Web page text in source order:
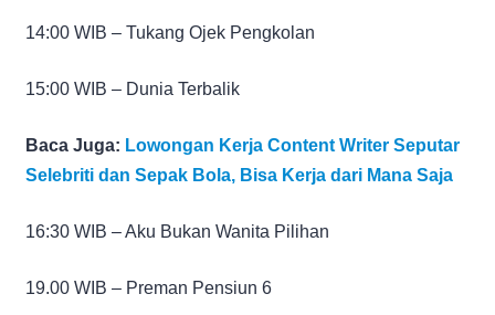
14:00 WIB – Tukang Ojek Pengkolan
15:00 WIB – Dunia Terbalik
Baca Juga: Lowongan Kerja Content Writer Seputar
Selebriti dan Sepak Bola, Bisa Kerja dari Mana Saja
16:30 WIB – Aku Bukan Wanita Pilihan
19.00 WIB – Preman Pensiun 6